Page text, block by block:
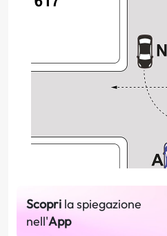
Scopri la spiegazione
nell'App